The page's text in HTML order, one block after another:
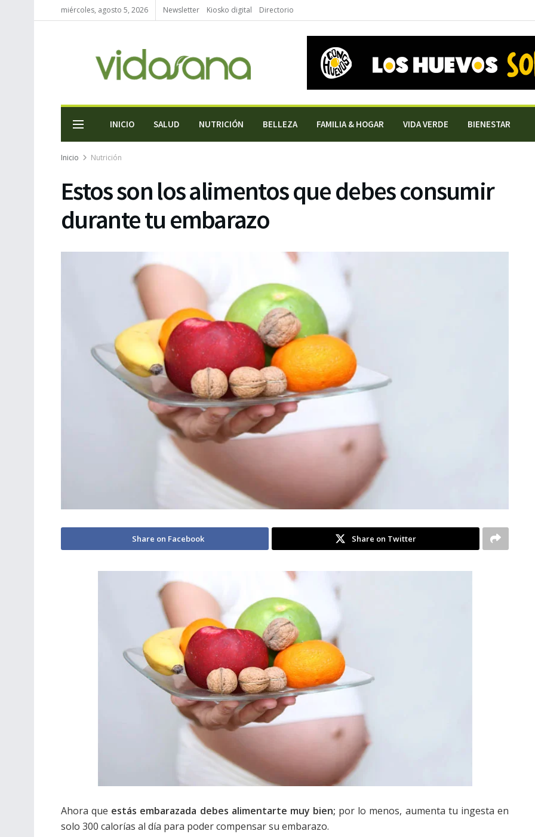
miércoles, agosto 5, 2026 Newsletter Kiosko digital Directorio
INICIO SALUD NUTRICIÓN BELLEZA FAMILIA & HOGAR VIDA VERDE BIENESTAR
Inicio Nutrición
Estos son los alimentos que debes consumir
durante tu embarazo
Share on Facebook Share on Twitter
Ahora que estás embarazada debes alimentarte muy bien; por lo menos, aumenta tu ingesta en
solo 300 calorías al día para poder compensar su embarazo.